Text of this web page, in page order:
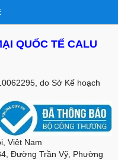
QUỐC TẾ CALU
do Sở Kế hoạch
Việt Nam
Đường Trần Vỹ, Phường